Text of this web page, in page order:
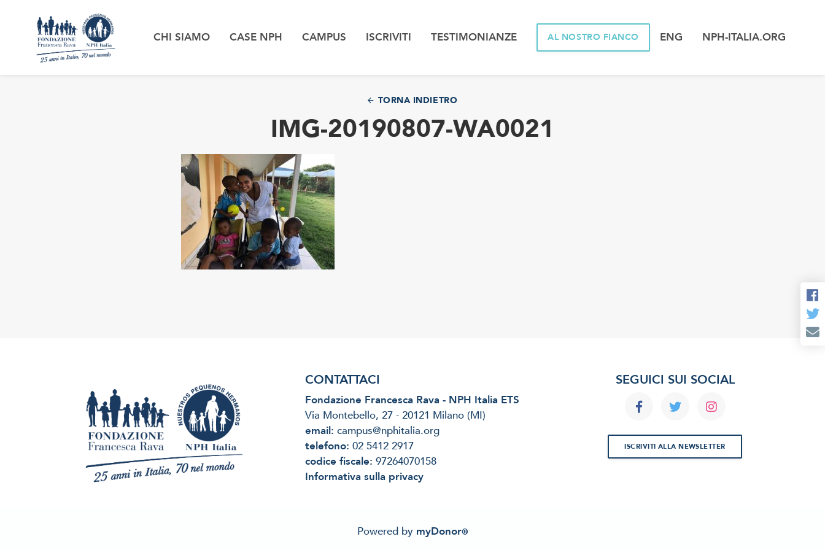
CHI SIAMO CASE NPH CAMPUS ISCRIVITI TESTIMONIANZE AL NOSTRO FIANCO ENG NPH-ITALIA.ORG
TORNA INDIETRO
IMG-20190807-WA0021
CONTATTACI
Fondazione Francesca Rava - NPH Italia ETS
Via Montebello, 27 - 20121 Milano (MI)
email: campus@nphitalia.org
telefono: 02 5412 2917
codice fiscale: 97264070158
Informativa sulla privacy
SEGUICI SUI SOCIAL
ISCRIVITI ALLA NEWSLETTER
Powered by myDonor®